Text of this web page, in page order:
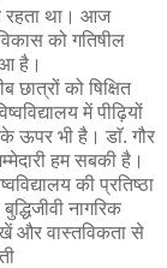
रहता था। आज
को गतिषील
है।
छात्रों को षिक्षित
में पीढ़ियों
भी है। डाॅ. गौर
हम सबकी है।
की प्रतिष्ठा
नागरिक
और वास्तविकता से